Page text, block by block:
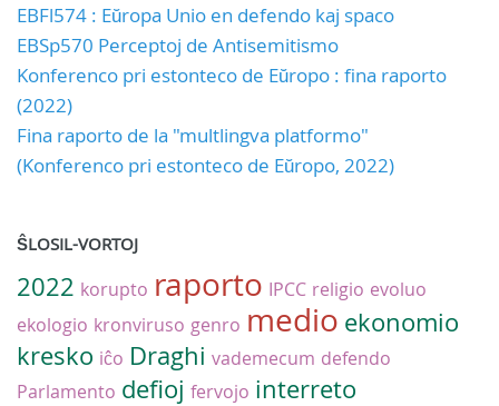
EBFl574 : Eŭropa Unio en defendo kaj spaco
EBSp570 Perceptoj de Antisemitismo
Konferenco pri estonteco de Eŭropo : fina raporto
(2022)
Fina raporto de la "multlingva platformo"
(Konferenco pri estonteco de Eŭropo, 2022)
ŜLOSIL-VORTOJ
2022 korupto raporto IPCC religio evoluo
ekologio kronviruso genro medio ekonomio
kresko iĉo Draghi vademecum defendo
Parlamento defioj fervojo interreto